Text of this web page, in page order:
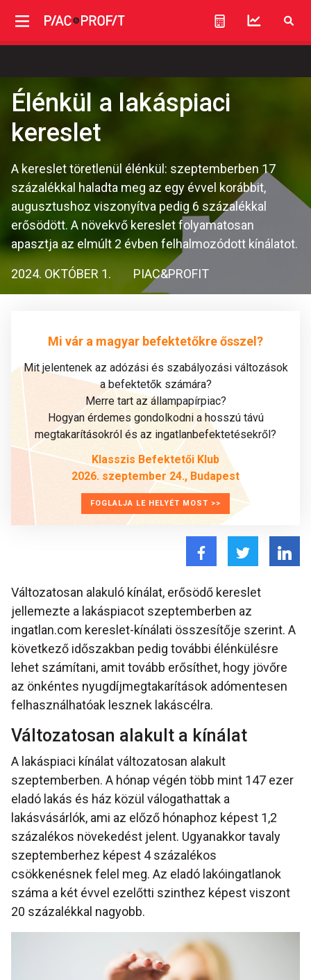
Élénkül a lakáspiaci
kereslet
A kereslet töretlenül élénkül: szeptemberben 17
százalékkal haladta meg az egy évvel korábbit,
augusztushoz viszonyítva pedig 6 százalékkal
erősödött. A növekvő kereslet folyamatosan
apasztja az elmúlt 2 évben felhalmozódott kínálatot.
2024. OKTÓBER 1. PIAC&PROFIT
Mi vár a magyar befektetőkre ősszel?
Mit jelentenek az adózási és szabályozási változások
a befektetők számára?
Merre tart az állampapírpiac?
Hogyan érdemes gondolkodni a hosszú távú
megtakarításokról és az ingatlanbefektetésekről?
Klasszis Befektetői Klub
2026. szeptember 24., Budapest
FOGLALJA LE HELYÉT MOST >>
Változatosan alakuló kínálat, erősödő kereslet
jellemezte a lakáspiacot szeptemberben az
ingatlan.com kereslet-kínálati összesítője szerint. A
következő időszakban pedig további élénkülésre
lehet számítani, amit tovább erősíthet, hogy jövőre
az önkéntes nyugdíjmegtakarítások adómentesen
felhasználhatóak lesznek lakáscélra.
Változatosan alakult a kínálat
A lakáspiaci kínálat változatosan alakult
szeptemberben. A hónap végén több mint 147 ezer
eladó lakás és ház közül válogathattak a
lakásvásárlók, ami az előző hónaphoz képest 1,2
százalékos növekedést jelent. Ugyanakkor tavaly
szeptemberhez képest 4 százalékos
csökkenésnek felel meg. Az eladó lakóingatlanok
száma a két évvel ezelőtti szinthez képest viszont
20 százalékkal nagyobb.